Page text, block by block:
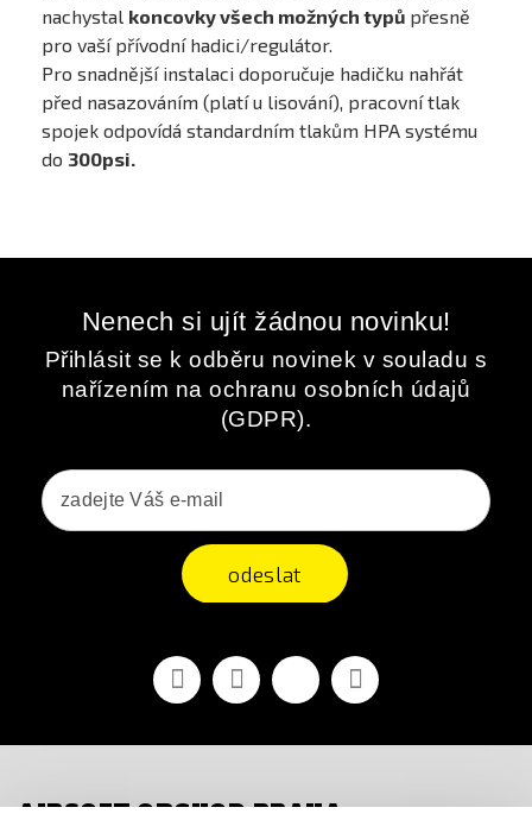
nachystal koncovky všech možných typů přesně
pro vaší přívodní hadici/regulátor.
Pro snadnější instalaci doporučuje hadičku nahřát
před nasazováním (platí u lisování), pracovní tlak
spojek odpovídá standardním tlakům HPA systému
do 300psi.
Nenech si ujít žádnou novinku!
Přihlásit se k odběru novinek v souladu s
nařízením na ochranu osobních údajů
(GDPR).
odeslat
FacebookYouTubeVimeo Instagram
AIRSOFT OBCHOD PRAHA